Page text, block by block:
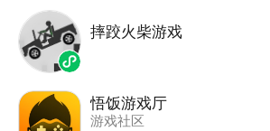
摔跤火柴游戏
悟饭游戏厅
游戏社区